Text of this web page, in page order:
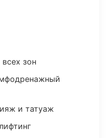
зон
и татуаж